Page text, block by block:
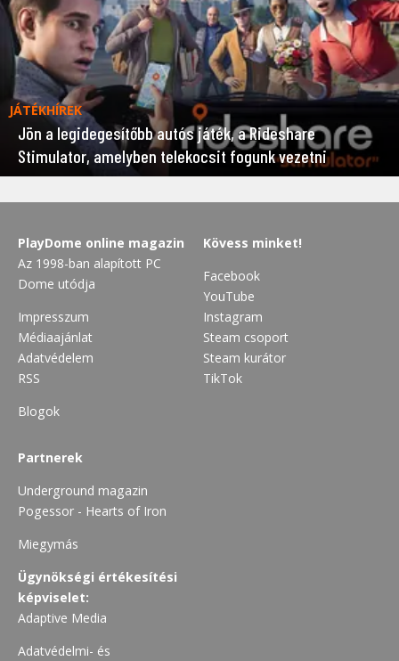
JÁTÉKHÍREK
Jön a legidegesítőbb autós játék, a Rideshare
Stimulator, amelyben telekocsit fogunk vezetni
PlayDome online magazin
Az 1998-ban alapított PC
Dome utódja
Impresszum
Médiaajánlat
Adatvédelem
RSS
Blogok
Kövess minket!
Facebook
YouTube
Instagram
Steam csoport
Steam kurátor
TikTok
Partnerek
Underground magazin
Pogessor - Hearts of Iron
Miegymás
Ügynökségi értékesítési
képviselet:
Adaptive Media
Adatvédelmi- és